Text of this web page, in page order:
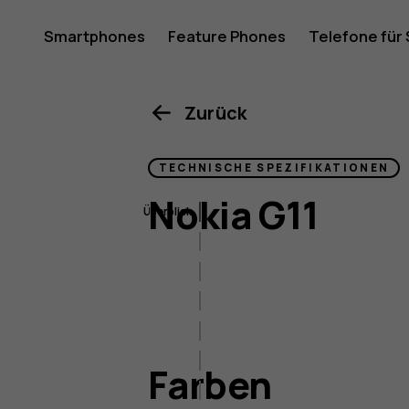
Nokia
Smartphones Feature Phones Telefone für
Überblick
Akku und Laden
Zurück
TECHNISCHE SPEZIFIKATIONEN
Nokia G11
Farben